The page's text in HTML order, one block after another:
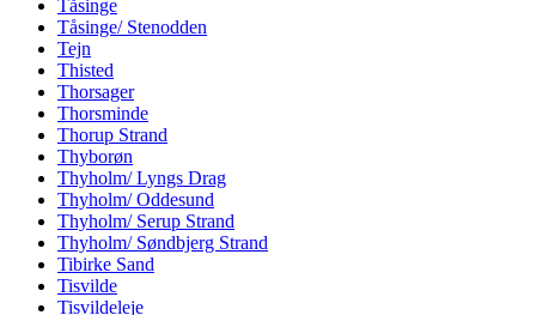
Tåsinge
Tåsinge/ Stenodden
Tejn
Thisted
Thorsager
Thorsminde
Thorup Strand
Thyborøn
Thyholm/ Lyngs Drag
Thyholm/ Oddesund
Thyholm/ Serup Strand
Thyholm/ Søndbjerg Strand
Tibirke Sand
Tisvilde
Tisvildeleje